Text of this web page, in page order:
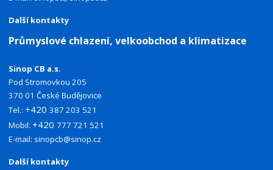
Další kontakty
Průmyslové chlazení, velkoobchod a klimatizace
Sinop CB a.s.
Pod Stromovkou 205
370 01 České Budějovice
Tel.:+420387 203 521
Mobil:+420777 721 521
E-mail: sinopcb@sinop.cz
Další kontakty